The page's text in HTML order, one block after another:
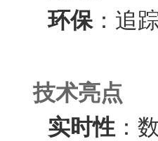
环保：追
技术亮点
实时性 ：